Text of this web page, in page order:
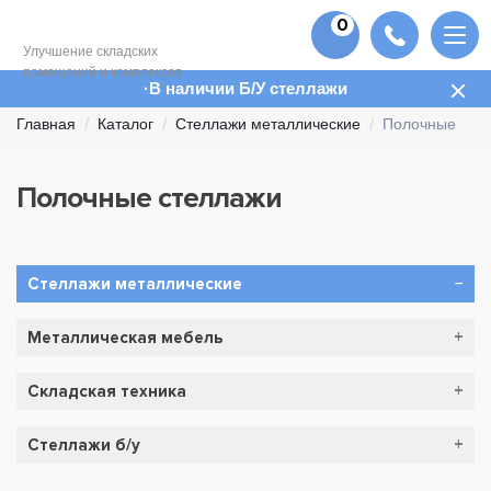
Улучшение складских
помещений и комплексов
0
В наличии Б/У стеллажи
Главная Каталог Стеллажи металлические Полочные
Полочные стеллажи
Стеллажи металлические
Среднегрузовые
Набивные глубинные
Металлическая мебель
Шкафы для сумок (сумочницы)
Складская техника
Стеллажи б/у